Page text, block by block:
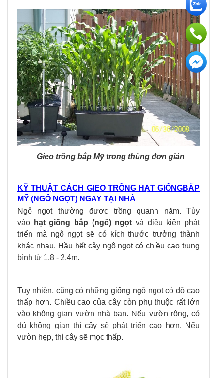
Gieo trồng bắp Mỹ trong thùng đơn giản
KỸ THUẬT CÁCH GIEO TRỒNG HẠT GIỐNGBẮP
MỸ (NGÔ NGỌT) NGAY TẠI NHÀ
Ngô ngọt thường được trồng quanh năm. Tùy
vào
hạt giống bắp (ngô) ngọt và điều kiện phát
triển mà ngô ngọt sẽ có kích thước trưởng thành
khác nhau. Hầu hết cây ngô ngọt có chiều cao trung
bình từ 1,8 - 2,4m.
Tuy nhiên, cũng có những giống ngô ngọt có độ cao
thấp hơn. Chiều cao của cây còn phụ thuộc rất lớn
vào không gian vườn nhà bạn. Nếu vườn rộng, có
đủ không gian thì cây sẽ phát triển cao hơn. Nếu
vườn hẹp, thì cây sẽ mọc thấp.